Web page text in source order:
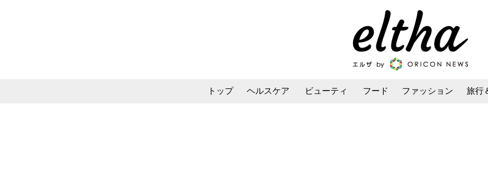
トップ ヘルスケア ビューティ フード ファッション 旅行